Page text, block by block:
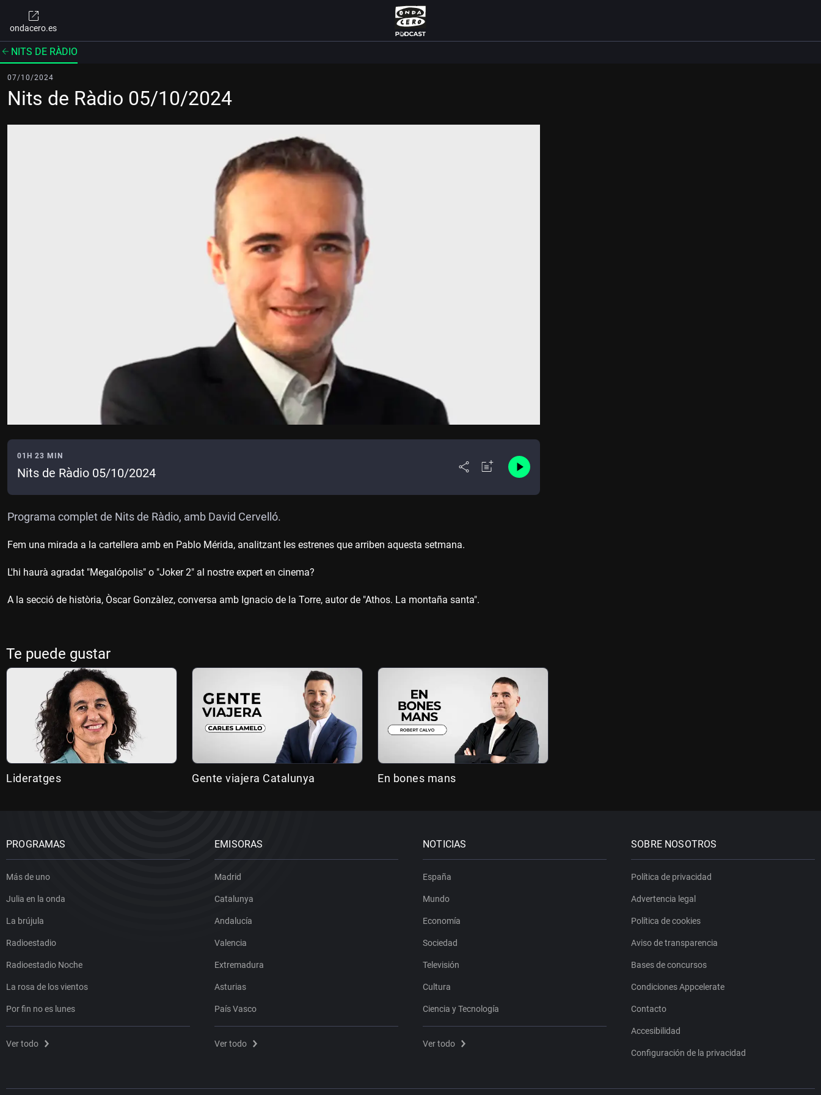
ondacero.es
NITS DE RÀDIO
07/10/2024
Nits de Ràdio 05/10/2024
01H 23 MIN
Nits de Ràdio 05/10/2024
Programa complet de Nits de Ràdio, amb David Cervelló.
Fem una mirada a la cartellera amb en Pablo Mérida, analitzant les estrenes que arriben aquesta setmana.
L'hi haurà agradat "Megalópolis" o "Joker 2" al nostre expert en cinema?
A la secció de història, Òscar Gonzàlez, conversa amb Ignacio de la Torre, autor de "Athos. La montaña santa".
Te puede gustar
Lideratges Gente viajera Catalunya En bones mans
PROGRAMAS
Más de uno
Julia en la onda
La brújula
Radioestadio
Radioestadio Noche
La rosa de los vientos
Por fin no es lunes
Ver todo
EMISORAS
Madrid
Catalunya
Andalucía
Valencia
Extremadura
Asturias
País Vasco
Ver todo
NOTICIAS
España
Mundo
Economía
Sociedad
Televisión
Cultura
Ciencia y Tecnología
Ver todo
SOBRE NOSOTROS
Política de privacidad
Advertencia legal
Política de cookies
Aviso de transparencia
Bases de concursos
Condiciones Appcelerate
Contacto
Accesibilidad
Configuración de la privacidad